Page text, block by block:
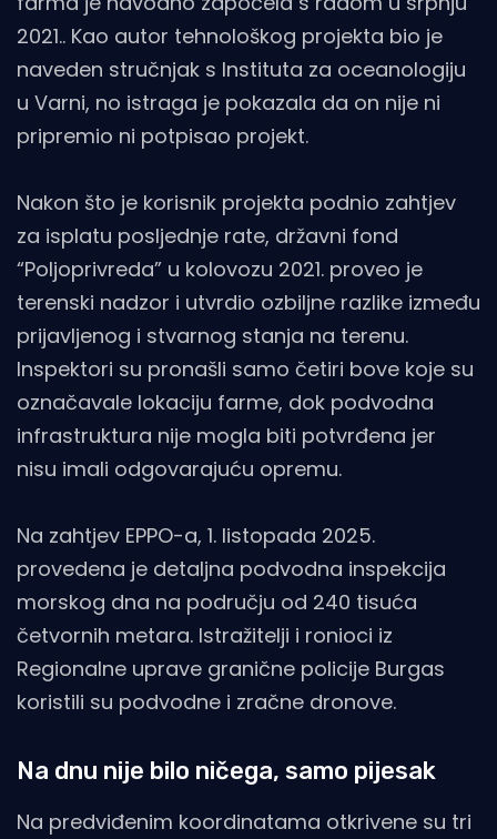
2021.. Kao autor tehnološkog projekta bio je
naveden stručnjak s Instituta za oceanologiju
u Varni, no istraga je pokazala da on nije ni
pripremio ni potpisao projekt.
Nakon što je korisnik projekta podnio zahtjev
za isplatu posljednje rate, državni fond
“Poljoprivreda” u kolovozu 2021. proveo je
terenski nadzor i utvrdio ozbiljne razlike između
prijavljenog i stvarnog stanja na terenu.
Inspektori su pronašli samo četiri bove koje su
označavale lokaciju farme, dok podvodna
infrastruktura nije mogla biti potvrđena jer
nisu imali odgovarajuću opremu.
Na zahtjev EPPO-a, 1. listopada 2025.
provedena je detaljna podvodna inspekcija
morskog dna na području od 240 tisuća
četvornih metara. Istražitelji i ronioci iz
Regionalne uprave granične policije Burgas
koristili su podvodne i zračne dronove.
Na dnu nije bilo ničega, samo pijesak
Na predviđenim koordinatama otkrivene su tri